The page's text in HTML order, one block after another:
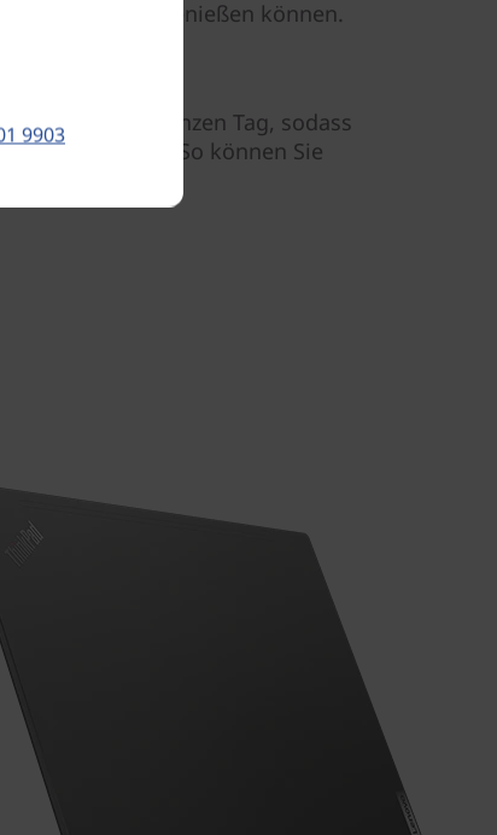
diesem Gerät genießen können.
Tag
für einen ganzen Tag, sodass
sind. So können Sie
9903